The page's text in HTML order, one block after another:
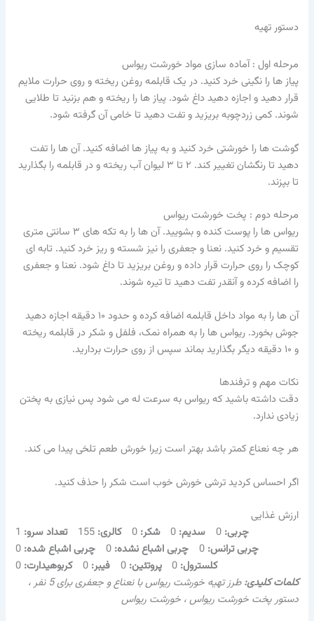
دستور تهیه
مرحله اول : آماده سازی مواد خورشت ریواس
پیاز ها را نگینی خرد کنید. در یک قابلمه روغن ریخته و روی حرارت ملایم
قرار دهید و اجازه دهید داغ شود. پیاز ها را ریخته و هم بزنید تا طلایی
شوند. کمی زردچوبه بریزید و تفت دهید تا خامی آن گرفته شود.
گوشت ها را خورشتی خرد کنید و به پیاز ها اضافه کنید. آن ها را تفت
دهید تا رنگشان تغییر کند. ۲ تا ۳ لیوان آب ریخته و در قابلمه را بگذارید
تا بپزند.
مرحله دوم : پخت خورشت ریواس
ریواس ها را پوست کنده و بشویید. آن ها را به تکه های ۳ سانتی متری
تقسیم و خرد کنید. نعنا و جعفری را نیز شسته و ریز خرد کنید. تابه ای
کوچک را روی حرارت قرار داده و روغن بریزید تا داغ شود. نعنا و جعفری
را اضافه کرده و آنقدر تفت دهید تا تیره شوند.
آن ها را به مواد داخل قابلمه اضافه کرده و حدود ۱۰ دقیقه اجازه دهید
جوش بخورد. ریواس ها را به همراه نمک، فلفل و شکر در قابلمه ریخته
و ۱۰ دقیقه دیگر بگذارید بماند سپس از روی حرارت بردارید.
نکات مهم و ترفندها
دقت داشته باشید که ریواس به سرعت له می شود پس نیازی به پختن
زیادی ندارد.
هر چه نعناع کمتر باشد بهتر است زیرا خورش طعم تلخی پیدا می کند.
اگر احساس کردید ترشی خورش خوب است شکر را حذف کنید.
ارزش غذایی
تعداد سرو: 1 کالری: 155 شکر: 0 سدیم: 0 چربی: 0
چربی اشباع شده: 0 چربی اشباع نشده: 0 چربی ترانس: 0
کربوهیدارت: 0 فیبر: 0 پروتئین: 0 کلسترول: 0
کلمات کلیدی:
طرز تهیه خورشت ریواس با نعناع و جعفری برای 5 نفر ،
دستور پخت خورشت ریواس ، خورشت ریواس